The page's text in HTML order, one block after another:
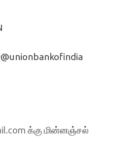
க்கு மின்னஞ்சல்